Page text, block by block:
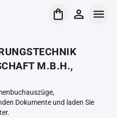
M.B.H.,
Dokumente und laden Sie